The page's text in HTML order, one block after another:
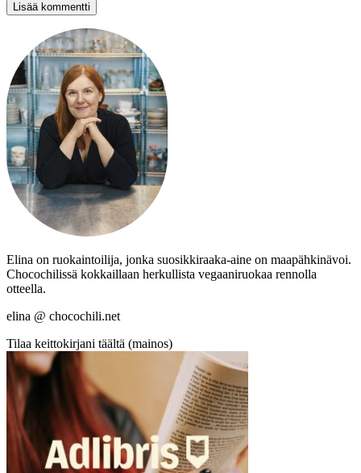
Elina on ruokaintoilija, jonka suosikkiraaka-aine on maapähkinävoi.
Chocochilissä kokkaillaan herkullista vegaaniruokaa rennolla
otteella.
elina @ chocochili.net
Tilaa keittokirjani täältä (mainos)